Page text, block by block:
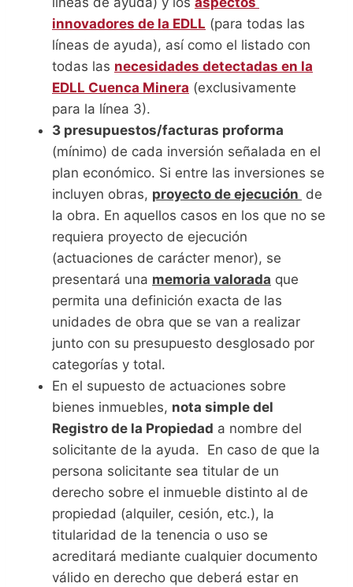
innovadores de la EDLL (para todas las
líneas de ayuda), así como el listado con
todas las necesidades detectadas en la
EDLL Cuenca Minera (exclusivamente
para la línea 3).
3 presupuestos/facturas proforma
(mínimo) de cada inversión señalada en el
plan económico. Si entre las inversiones se
incluyen obras, proyecto de ejecución de
la obra. En aquellos casos en los que no se
requiera proyecto de ejecución
(actuaciones de carácter menor), se
presentará una memoria valorada que
permita una definición exacta de las
unidades de obra que se van a realizar
junto con su presupuesto desglosado por
categorías y total.
En el supuesto de actuaciones sobre
bienes inmuebles, nota simple del
Registro de la Propiedad a nombre del
solicitante de la ayuda. En caso de que la
persona solicitante sea titular de un
derecho sobre el inmueble distinto al de
propiedad (alquiler, cesión, etc.), la
titularidad de la tenencia o uso se
acreditará mediante cualquier documento
válido en derecho que deberá estar en